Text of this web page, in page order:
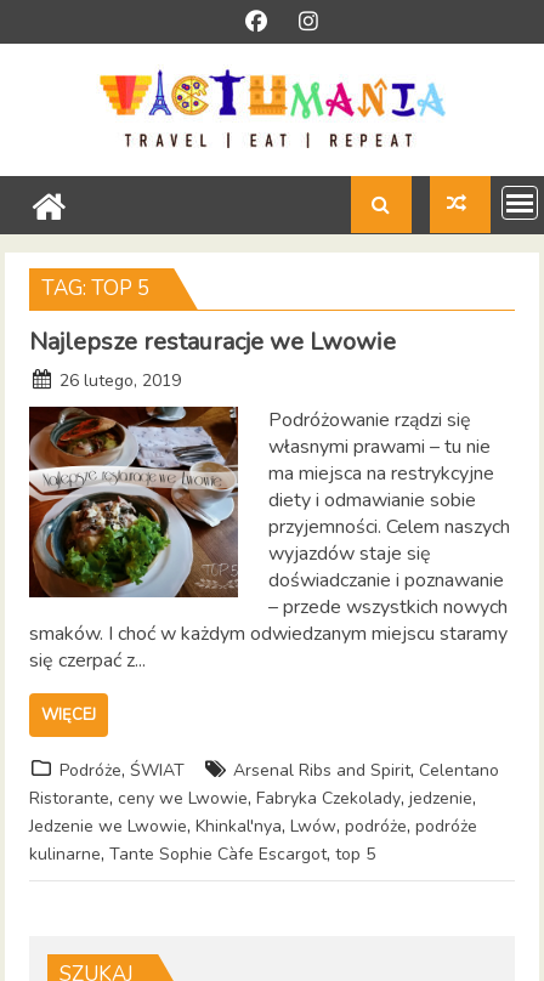
to
TAG:TOP 5
Najlepsze restauracje we Lwowie
26 lutego, 2019
Podróżowanie rządzi się
własnymi prawami – tu nie
ma miejsca na restrykcyjne
diety i odmawianie sobie
przyjemności. Celem naszych
wyjazdów staje się
doświadczanie i poznawanie
– przede wszystkich nowych
smaków. I choć w każdym odwiedzanym miejscu staramy
się czerpać z...
WIĘCEJ
Podróże,ŚWIAT Arsenal Ribs and Spirit,Celentano
Ristorante,ceny we Lwowie,Fabryka Czekolady,jedzenie,
Jedzenie we Lwowie,Khinkal'nya,Lwów,podróże,podróże
kulinarne,Tante Sophie Càfe Escargot,top 5
SZUKAJ